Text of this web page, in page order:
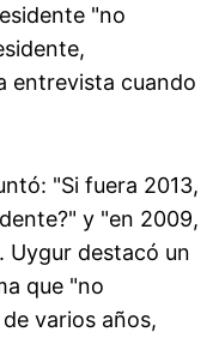
"no
entrevista cuando
"Si fuera 2013,
y "en 2009,
Uygur destacó un
que "no
varios años,